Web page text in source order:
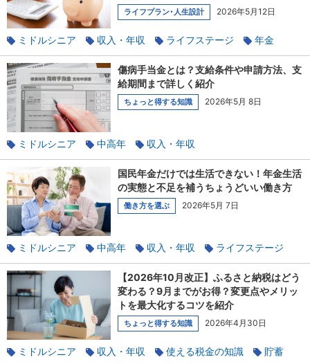
ライフプラン･人生設計 2026年5月12日
ミドルシニア 収入・年収 ライフステージ
年金
貯蓄
傷病手当金とは？支給条件や申請方法、支
給期間まで詳しく紹介
ちょっと得する知識 2026年5月 8日
ミドルシニア 中高年
収入・年収
社会保険のあれこれ
国民年金だけでは生活できない！年金生活
の実態と不足を補うちょうどいい働き方
働き方を選ぶ 2026年5月 7日
ミドルシニア 中高年 収入・年収
ライフステージ
長く働く
定年後
【2026年10月改正】ふるさと納税はどう
変わる？9月までがお得？変更点やメリッ
トを最大化するコツを紹介
ちょっと得する知識 2026年4月30日
ミドルシニア 収入・年収 使える税金の知識 貯蓄